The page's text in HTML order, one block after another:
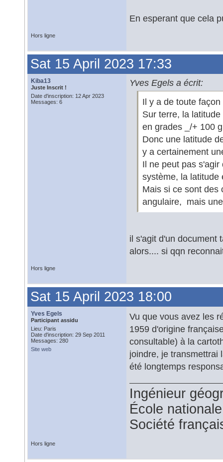
En esperant que cela
Hors ligne
Sat 15 April 2023 17:33
Kiba13
Juste Inscrit !
Date d'inscription: 12 Apr 2023
Messages: 6
Yves Egels a écrit:
Il y a de toute
Sur terre, la
en grades _/+ 100
Donc une latitude
y a certainement
Il ne peut pas
système, la latitude
Mais si ce sont des
angulaire, mais
il s'agit d'un document
alors.... si qqn
Hors ligne
Sat 15 April 2023 18:00
Yves Egels
Participant assidu
Lieu: Paris
Date d'inscription: 29 Sep 2011
Messages: 280
Site web
Vu que vous avez les
1959 d'origine
consultable) à la
joindre, je transmettrai
été longtemps
Ingénieur
École
Société
Hors ligne